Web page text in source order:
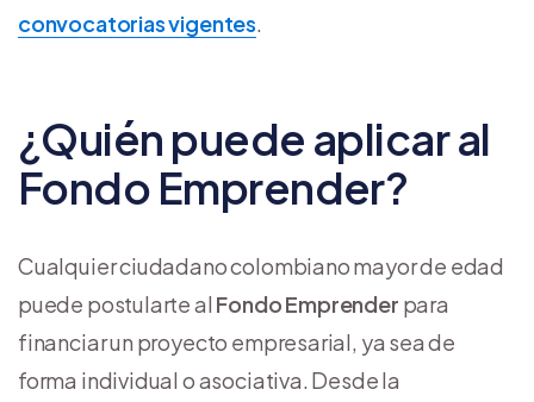
convocatorias vigentes.
¿Quién puede aplicar al
Fondo Emprender?
Cualquier ciudadano colombiano mayor de edad
puede postularte al Fondo Emprender para
financiar un proyecto empresarial, ya sea de
forma individual o asociativa. Desde la